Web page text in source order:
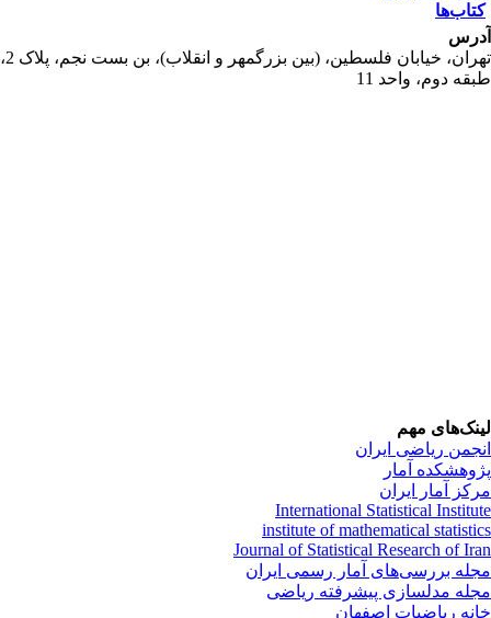
تهران، خیابان فلسطین، (بین بزرگمهر و انقلاب)، بن بست نجم، پلاک 2،
دوم، واحد 11
مهم
ریاضی ایران
آمار
آمار ایران
International Statistical
institute of mathematical
Journal of Statistical Research of
بررسی‌های آمار رسمی ایران
مدلسازی پیشرفته ریاضی
ریاضیات اصفهان